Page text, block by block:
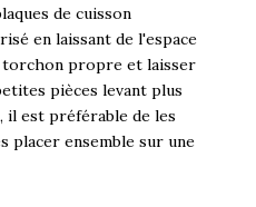
de cuisson
en laissant de l'espace
torchon propre et laisser
pièces levant plus
il est préférable de les
placer ensemble sur une